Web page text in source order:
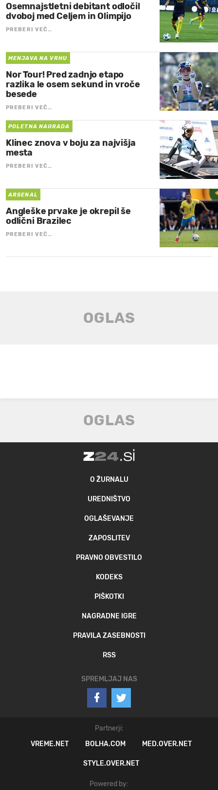
Osemnajstletni debitant odločil
dvoboj med Celjem in Olimpijo
PREBERI VEČ…
MENJAVA NA VRHU
Nor Tour! Pred zadnjo etapo
razlika le osem sekund in vroče
besede
PREBERI VEČ…
POLETNA NAGRADA
Klinec znova v boju za najvišja
mesta
PREBERI VEČ…
ARSENAL
Angleške prvake je okrepil še
odlični Brazilec
PREBERI VEČ…
O ŽURNALU
UREDNIŠTVO
OGLAŠEVANJE
ZAPOSLITEV
PRAVNO OBVESTILO
KODEKS
PIŠKOTKI
NAGRADNE IGRE
PRAVILA ZASEBNOSTI
RSS
SPREMLJAJ NAS
Partnerji:
VREME.NET
BOLHA.COM MED.OVER.NET
STYLE.OVER.NET
Powered by: